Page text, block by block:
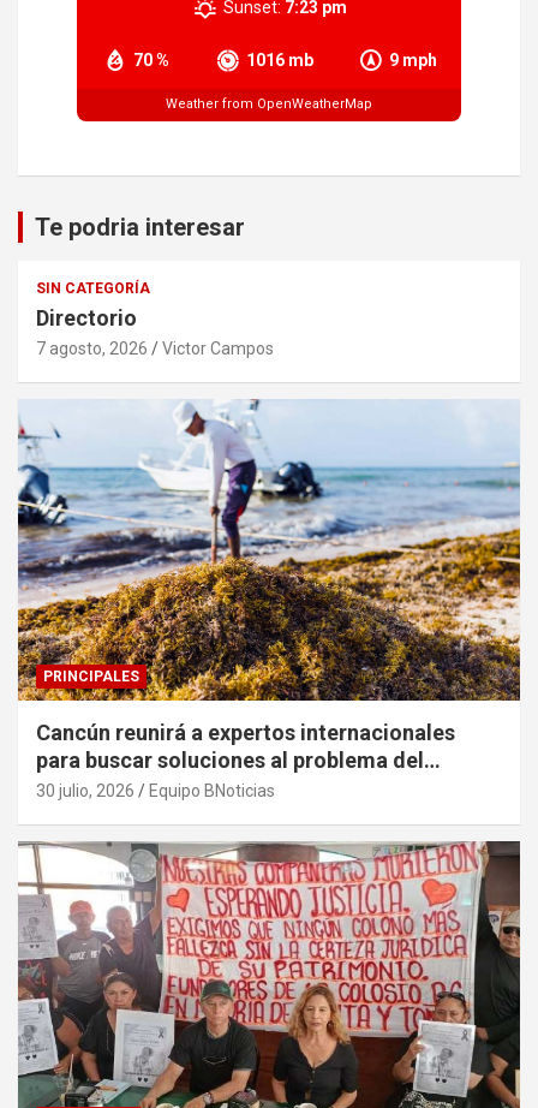
70 % 1016 mb 9 mph
Sunset: 7:23 pm
Weather from OpenWeatherMap
Te podria interesar
SIN CATEGORÍA
Directorio
7 agosto, 2026 Victor Campos
PRINCIPALES
Cancún reunirá a expertos internacionales
para buscar soluciones al problema del
sargazo
30 julio, 2026 Equipo BNoticias